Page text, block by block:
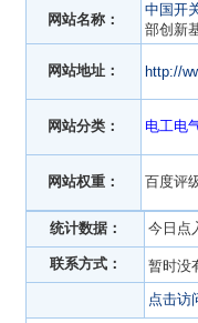
网站名称：
中国开
部创新
网站地址： http://
网站分类： 电工电
网站权重： 百度评
统计数据： 今日点
联系方式：
暂时没
点击访